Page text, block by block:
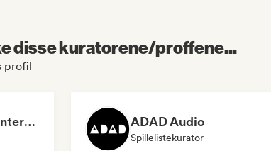
disse kuratorene/proffene...
profil
Dreamers Island Entertainment ADAD Audio
Spillelistekurator